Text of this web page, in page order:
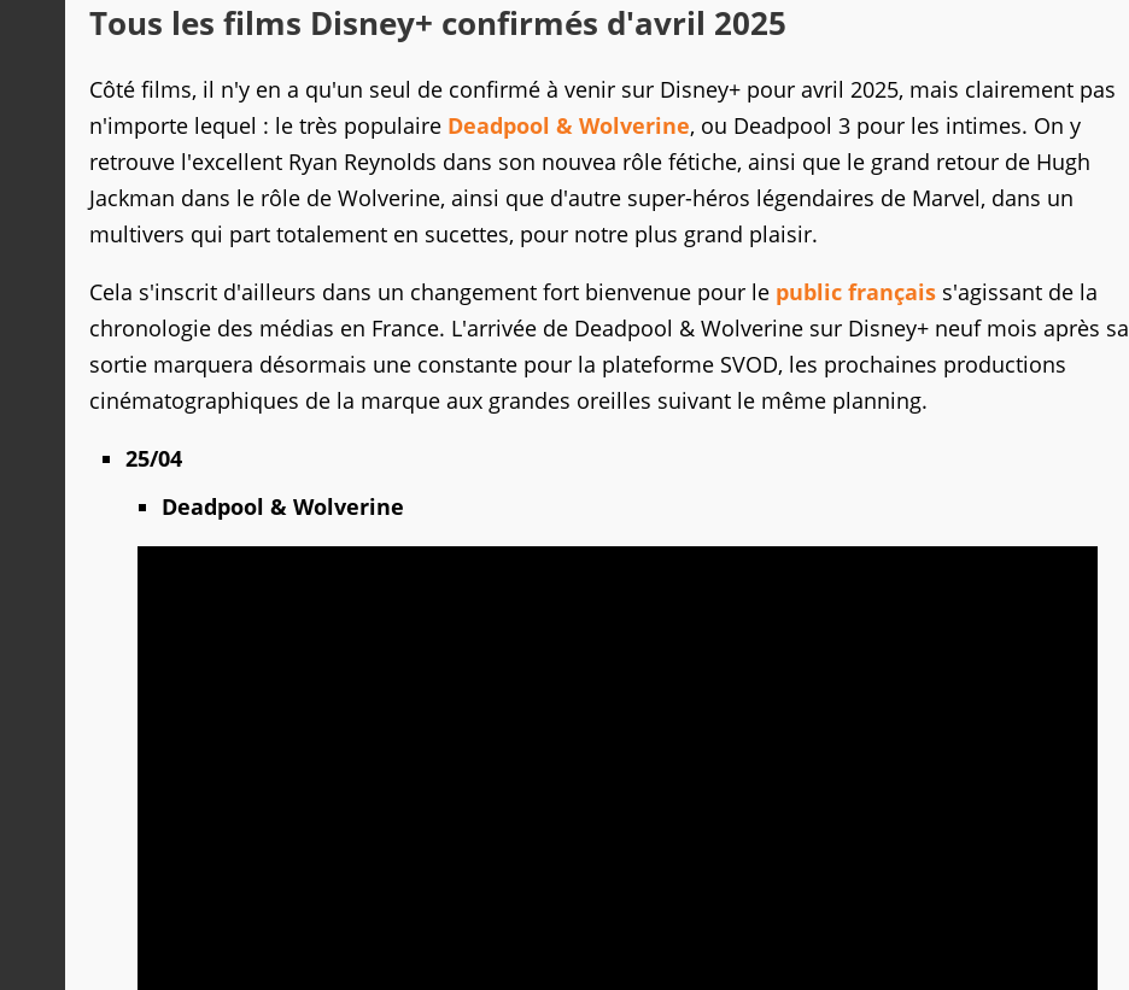
Tous les films Disney+ confirmés d'avril 2025
Côté films, il n'y en a qu'un seul de confirmé à venir sur Disney+ pour avril 2025, mais clairement pas
n'importe lequel : le très populaire Deadpool & Wolverine, ou Deadpool 3 pour les intimes. On y
retrouve l'excellent Ryan Reynolds dans son nouvea rôle fétiche, ainsi que le grand retour de Hugh
Jackman dans le rôle de Wolverine, ainsi que d'autre super-héros légendaires de Marvel, dans un
multivers qui part totalement en sucettes, pour notre plus grand plaisir.
Cela s'inscrit d'ailleurs dans un changement fort bienvenue pour le public français s'agissant de la
chronologie des médias en France. L'arrivée de Deadpool & Wolverine sur Disney+ neuf mois après sa
sortie marquera désormais une constante pour la plateforme SVOD, les prochaines productions
cinématographiques de la marque aux grandes oreilles suivant le même planning.
25/04
Deadpool & Wolverine